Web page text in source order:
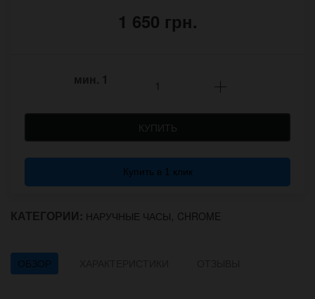
1 650 грн.
мин. 1
КУПИТЬ
Купить в 1 клик
КАТЕГОРИИ: НАРУЧНЫЕ ЧАСЫ, CHROME
ОБЗОР